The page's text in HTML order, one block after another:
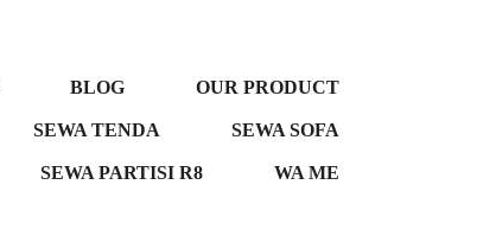
BLOG OUR PRODUCT
SEWA TENDA SEWA SOFA
SEWA PARTISI R8 WA ME